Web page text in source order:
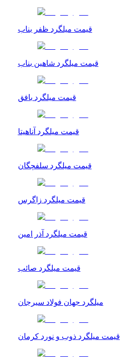
قیمت میلگرد ظفر بناب
قیمت میلگرد شاهین بناب
قیمت میلگرد بافق
قیمت میلگرد آناهیتا
قیمت میلگرد سلفچگان
قیمت میلگرد زاگرس
قیمت میلگرد آذر امین
قیمت میلگرد صائب
میلگرد جهان فولاد سیرجان
قیمت میلگرد ذوب و نورد کرمان